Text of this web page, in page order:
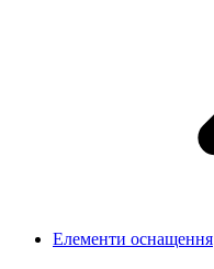
Елементи оснащення